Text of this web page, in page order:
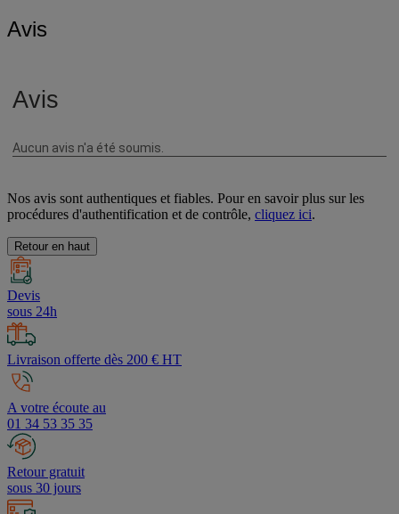
Avis
Nos avis sont authentiques et fiables. Pour en savoir plus sur les
procédures d'authentification et de contrôle, cliquez ici.
Retour en haut
Devis
sous 24h
Livraison offerte dès 200 € HT
A votre écoute au
01 34 53 35 35
Retour gratuit
sous 30 jours